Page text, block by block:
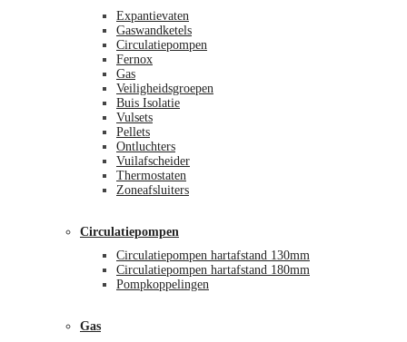
Expantievaten
Gaswandketels
Circulatiepompen
Fernox
Gas
Veiligheidsgroepen
Buis Isolatie
Vulsets
Pellets
Ontluchters
Vuilafscheider
Thermostaten
Zoneafsluiters
Circulatiepompen
Circulatiepompen hartafstand 130mm
Circulatiepompen hartafstand 180mm
Pompkoppelingen
Gas